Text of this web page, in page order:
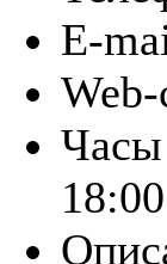
E-
Web-
18:00